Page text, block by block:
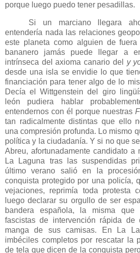
porque luego puedo tener pesadillas.
Si un marciano llegara
entendería nada las relaciones
este planeta como alguien de
bananero jamás puede llegar a
intrínseca del axioma canario del y
desde una isla se envidie lo que
financiación para tener algo de lo
Decía el Wittgenstein del giro
león pudiera hablar
entendernos con él porque nuestras
tan radicalmente distintas que ello
una compresión profunda. Lo mismo
política y la ciudadanía. Y si no que
Abreu, afortunadamente candidato a
La Laguna tras las suspendidas
último verano salió en la
conquista protegido por una policía,
vejaciones, reprimía toda protesta
luego declarar su orgullo de ser
bandera española, la misma que
fascistas de intervención rápida
manga de sus camisas. En
La
imbéciles completos por rescatar la
de tela que dicen de la conquista